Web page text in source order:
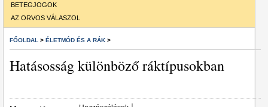
BETEGJOGOK
AZ ORVOS VÁLASZOL
FŐOLDAL > ÉLETMÓD ÉS A RÁK >
Hatásosság különböző ráktípusokban